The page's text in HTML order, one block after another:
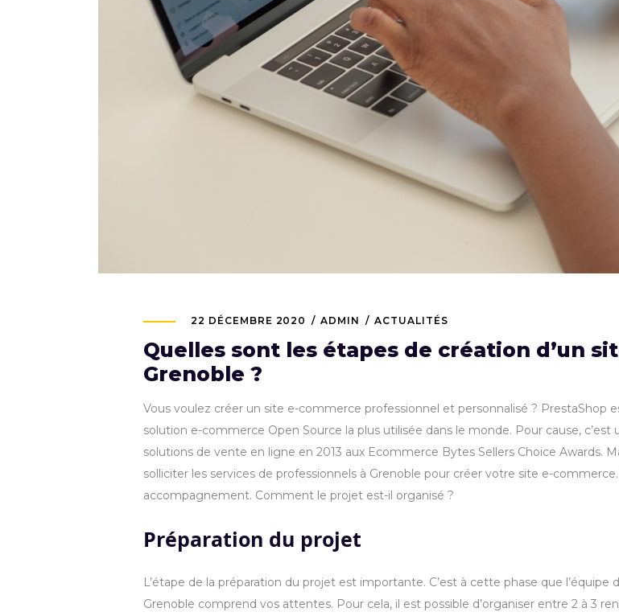
22 DÉCEMBRE 2020 ADMIN ACTUALITÉS
Quelles sont les étapes de création d’un
Grenoble ?
Vous voulez créer un site e-commerce professionnel et personnalisé ? PrestaShop
solution e-commerce Open Source la plus utilisée dans le monde. Pour cause, c’est
solutions de vente en ligne en 2013 aux Ecommerce Bytes Sellers Choice Awards.
solliciter les services de professionnels à Grenoble pour créer votre site e-
accompagnement. Comment le projet est-il organisé ?
Préparation du projet
L’étape de la préparation du projet est importante. C’est à cette phase que
Grenoble comprend vos attentes. Pour cela, il est possible d’organiser entre 2 à 3